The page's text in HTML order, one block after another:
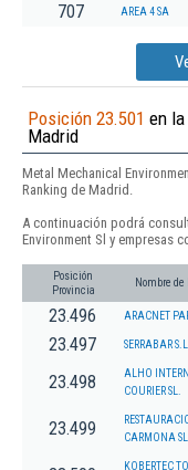
707 AREA 4 SA
Posición 23.501 en
Madrid
Metal Mechanical
Ranking de Madrid.
A continuación podrá
Environment Sl y empresas
Posición
Provincia
Nombre
23.496 ARACNET
23.497 SERRABAR
23.498
ALHO
COURIER SL.
23.499
CARMONA SL
KOBERTEC